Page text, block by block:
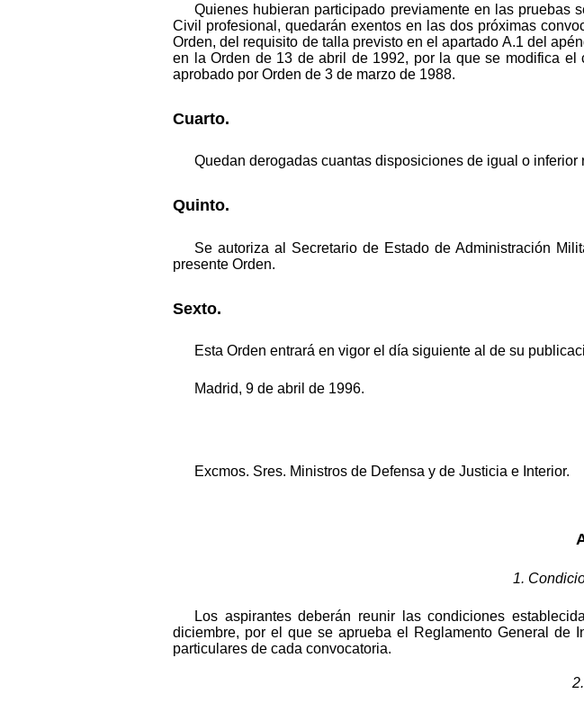
Quienes hubieran participado previamente en las pruebas
Civil profesional, quedarán exentos en las dos próximas
Orden, del requisito de talla previsto en el apartado A.1 del
en la Orden de 13 de abril de 1992, por la que se modifica
aprobado por Orden de 3 de marzo de 1988.
Cuarto.
Quedan derogadas cuantas disposiciones de igual o
Quinto.
Se autoriza al Secretario de Estado de Administración
presente Orden.
Sexto.
Esta Orden entrará en vigor el día siguiente al de su
Madrid, 9 de abril de 1996.
Excmos. Sres. Ministros de Defensa y de Justicia e Interior.
1.
Los aspirantes deberán reunir las condiciones
diciembre, por el que se aprueba el Reglamento General de
particulares de cada convocatoria.